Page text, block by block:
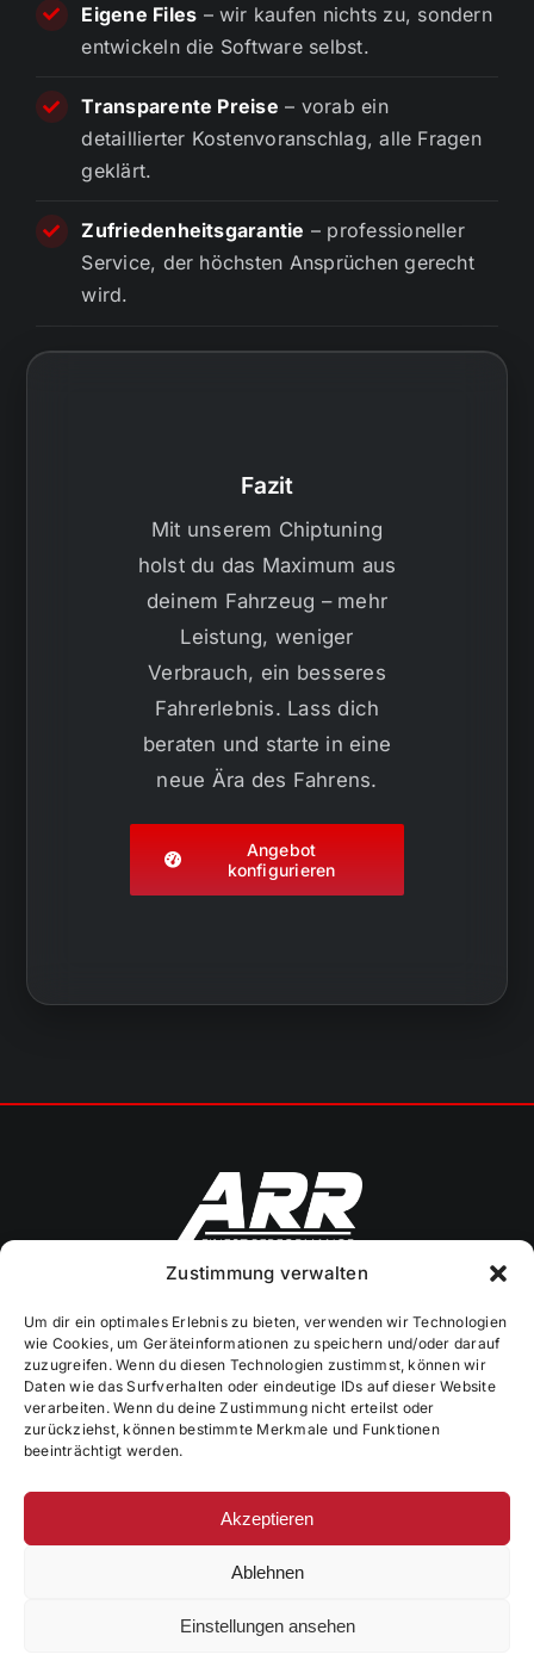
Zustimmung verwalten
Um dir ein optimales Erlebnis zu bieten, verwenden wir Technologien
wie Cookies, um Geräteinformationen zu speichern und/oder darauf
zuzugreifen. Wenn du diesen Technologien zustimmst, können wir
Daten wie das Surfverhalten oder eindeutige IDs auf dieser Website
verarbeiten. Wenn du deine Zustimmung nicht erteilst oder
zurückziehst, können bestimmte Merkmale und Funktionen
beeinträchtigt werden.
Akzeptieren
Ablehnen
Einstellungen ansehen
Eigene Files – wir kaufen nichts zu, sondern
entwickeln die Software selbst.
Transparente Preise – vorab ein
detaillierter Kostenvoranschlag, alle Fragen
geklärt.
Zufriedenheitsgarantie – professioneller
Service, der höchsten Ansprüchen gerecht
wird.
Fazit
Mit unserem Chiptuning
holst du das Maximum aus
deinem Fahrzeug – mehr
Leistung, weniger
Verbrauch, ein besseres
Fahrerlebnis. Lass dich
beraten und starte in eine
neue Ära des Fahrens.
Angebot
konfigurieren
Mitteldachstetten 36
91617 Mitteldachstetten
Mobil: 0 152 / 26 57 42 90
Mail: info@arrfinestperformance.de
© 2026 ARR Finest Performance · Impressum